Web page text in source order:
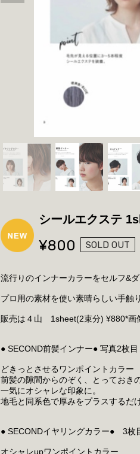
シールエクステ
¥800 SOLD OUT
流行りのインナーカラーをセルフ&
プロ用の素材を使い素晴らしい手触
販売は４山 1sheet(2束分) ¥880*画
● SECOND前髪インナー● 写真2枚目
どきっとさせるワンポイントカラー
前髪の隙間からのぞく、とっておき
一気にオシャレな印象に。
地毛と同系色で厚みをプラスするだ
● SECONDイヤリングカラー● 3枚
オシャレupワンポイントカラー